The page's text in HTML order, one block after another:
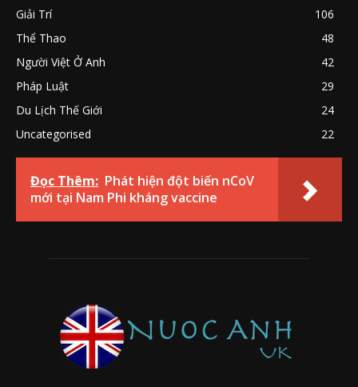
Giải Trí
106
Thể Thao
48
Người Việt Ở Anh
42
Pháp Luật
29
Du Lịch Thế Giới
24
Uncategorised
22
Đọc Thêm: Phát hiện đột biến nCoV
mới tại Nam Phi kháng vaccine